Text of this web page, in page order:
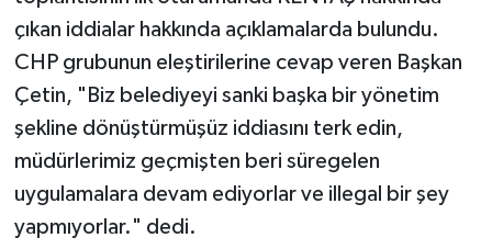
çıkan iddialar hakkında açıklamalarda bulundu.
CHP grubunun eleştirilerine cevap veren Başkan
Çetin, "Biz belediyeyi sanki başka bir yönetim
şekline dönüştürmüşüz iddiasını terk edin,
müdürlerimiz geçmişten beri süregelen
uygulamalara devam ediyorlar ve illegal bir şey
yapmıyorlar." dedi.